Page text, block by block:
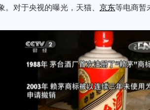
。对于央视的曝光，天猫、 京东等电商暂